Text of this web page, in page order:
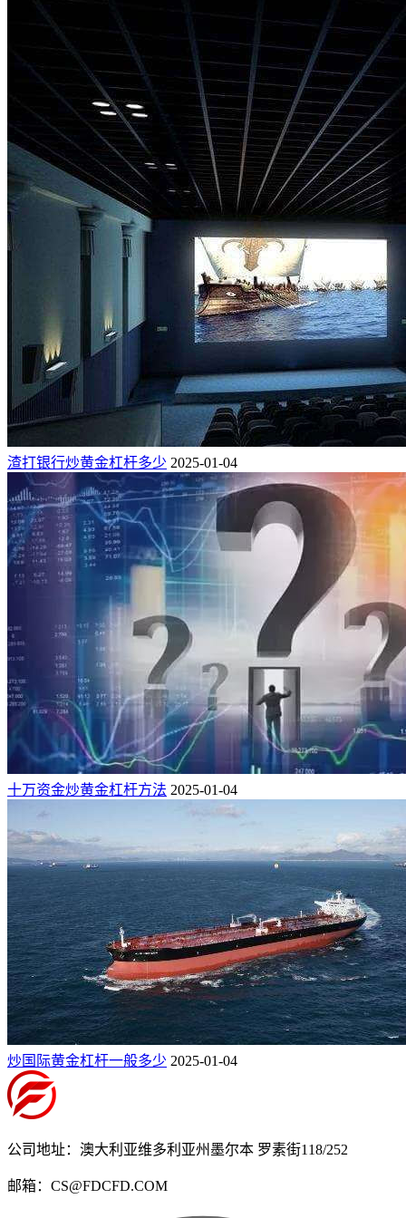
渣打银行炒黄金杠杆多少 2025-01-04
十万资金炒黄金杠杆方法 2025-01-04
炒国际黄金杠杆一般多少 2025-01-04
公司地址：澳大利亚维多利亚州墨尔本 罗素街118/252
邮箱：CS@FDCFD.COM